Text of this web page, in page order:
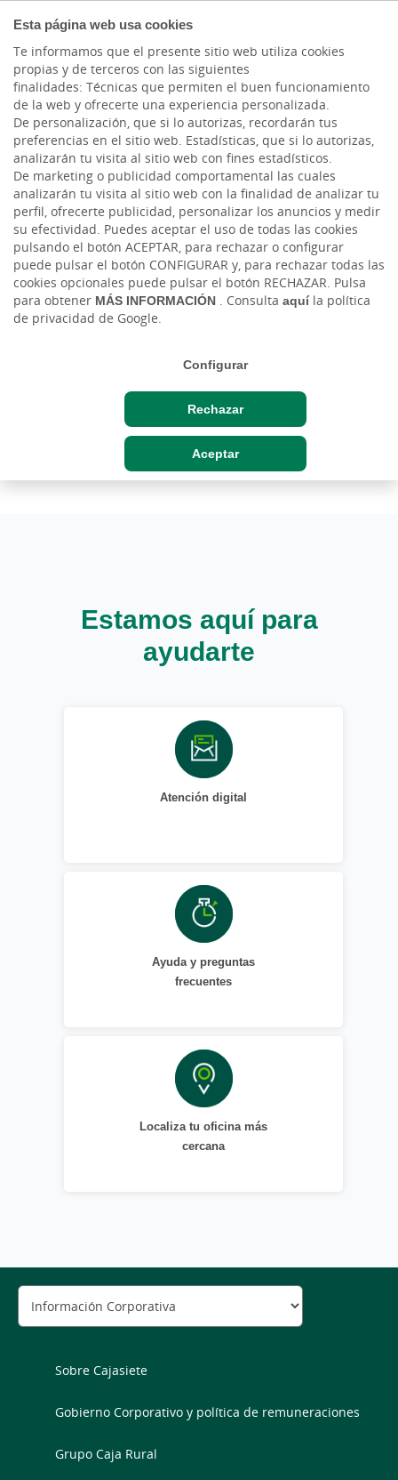
Esta página web usa cookies
Te informamos que el presente sitio web utiliza cookies
propias y de terceros con las siguientes
finalidades: Técnicas que permiten el buen funcionamiento
de la web y ofrecerte una experiencia personalizada.
De personalización, que si lo autorizas, recordarán tus
preferencias en el sitio web. Estadísticas, que si lo autorizas,
analizarán tu visita al sitio web con fines estadísticos.
De marketing o publicidad comportamental las cuales
analizarán tu visita al sitio web con la finalidad de analizar tu
perfil, ofrecerte publicidad, personalizar los anuncios y medir
su efectividad. Puedes aceptar el uso de todas las cookies
pulsando el botón ACEPTAR, para rechazar o configurar
puede pulsar el botón CONFIGURAR y, para rechazar todas las
cookies opcionales puede pulsar el botón RECHAZAR. Pulsa
para obtener MÁS INFORMACIÓN . Consulta aquíla política
de privacidad de Google.
Configurar
Rechazar
Aceptar
Recomendador de Tarjetas
Solicitar propuesta personalizada
Estamos aquí para
ayudarte
Atención digital
Ayuda y preguntas
frecuentes
Localiza tu oficina más
cercana
Sobre Cajasiete
Gobierno Corporativo y política de remuneraciones
Grupo Caja Rural